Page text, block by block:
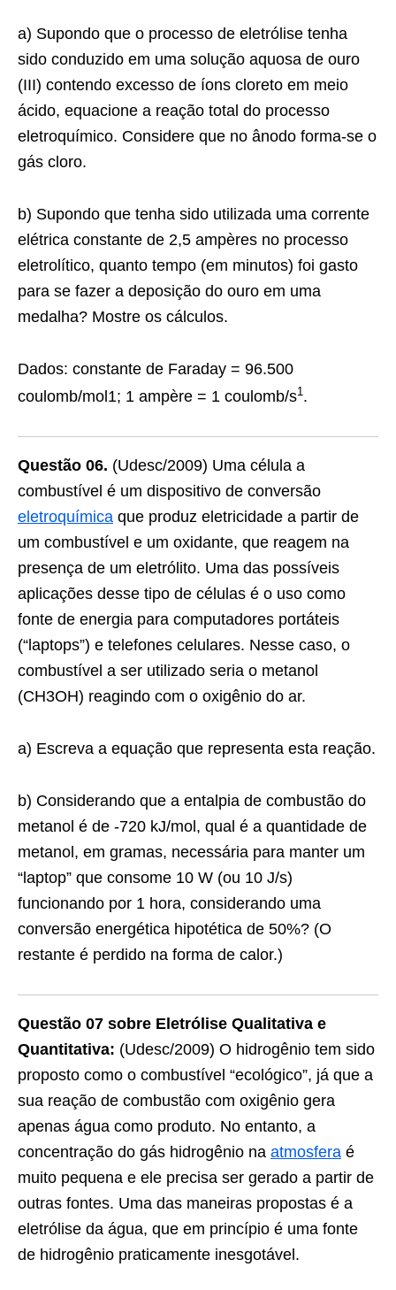
a) Supondo que o processo de eletrólise tenha
sido conduzido em uma solução aquosa de ouro
(III) contendo excesso de íons cloreto em meio
ácido, equacione a reação total do processo
eletroquímico. Considere que no ânodo forma-se o
gás cloro.
b) Supondo que tenha sido utilizada uma corrente
elétrica constante de 2,5 ampères no processo
eletrolítico, quanto tempo (em minutos) foi gasto
para se fazer a deposição do ouro em uma
medalha? Mostre os cálculos.
Dados: constante de Faraday = 96.500
coulomb/mol1; 1 ampère = 1 coulomb/s1.
Questão 06. (Udesc/2009) Uma célula a
combustível é um dispositivo de conversão
eletroquímica que produz eletricidade a partir de
um combustível e um oxidante, que reagem na
presença de um eletrólito. Uma das possíveis
aplicações desse tipo de células é o uso como
fonte de energia para computadores portáteis
(“laptops”) e telefones celulares. Nesse caso, o
combustível a ser utilizado seria o metanol
(CH3OH) reagindo com o oxigênio do ar.
a) Escreva a equação que representa esta reação.
b) Considerando que a entalpia de combustão do
metanol é de -720 kJ/mol, qual é a quantidade de
metanol, em gramas, necessária para manter um
“laptop” que consome 10 W (ou 10 J/s)
funcionando por 1 hora, considerando uma
conversão energética hipotética de 50%? (O
restante é perdido na forma de calor.)
Questão 07 sobre Eletrólise Qualitativa e
Quantitativa: (Udesc/2009) O hidrogênio tem sido
proposto como o combustível “ecológico”, já que a
sua reação de combustão com oxigênio gera
apenas água como produto. No entanto, a
concentração do gás hidrogênio na atmosfera é
muito pequena e ele precisa ser gerado a partir de
outras fontes. Uma das maneiras propostas é a
eletrólise da água, que em princípio é uma fonte
de hidrogênio praticamente inesgotável.